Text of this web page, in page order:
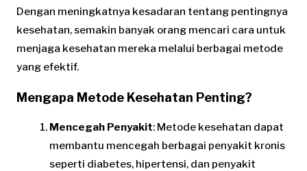
Dengan meningkatnya kesadaran tentang pentingnya
kesehatan, semakin banyak orang mencari cara untuk
menjaga kesehatan mereka melalui berbagai metode
yang efektif.
Mengapa Metode Kesehatan Penting?
Mencegah Penyakit: Metode kesehatan dapat
membantu mencegah berbagai penyakit kronis
seperti diabetes, hipertensi, dan penyakit